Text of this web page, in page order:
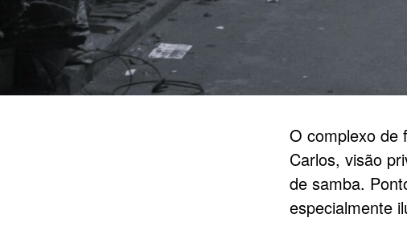
O complexo de
Carlos, visão
de samba.
especialmente